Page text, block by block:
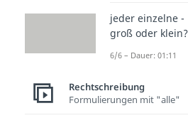
jeder einzelne -
groß oder klein?
6/6 – Dauer: 01:11
Rechtschreibung
Formulierungen mit "alle"